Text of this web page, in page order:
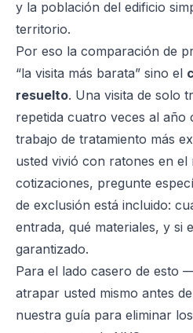
y la población del edificio
territorio.
Por eso la comparación de
“la visita más barata” sino el
resuelto. Una visita de solo
repetida cuatro veces al año
trabajo de tratamiento más
usted vivió con ratones en
cotizaciones, pregunte
de exclusión está incluido:
entrada, qué materiales, y si
garantizado.
Para el lado casero de esto
atrapar usted mismo antes
nuestra guía para eliminar